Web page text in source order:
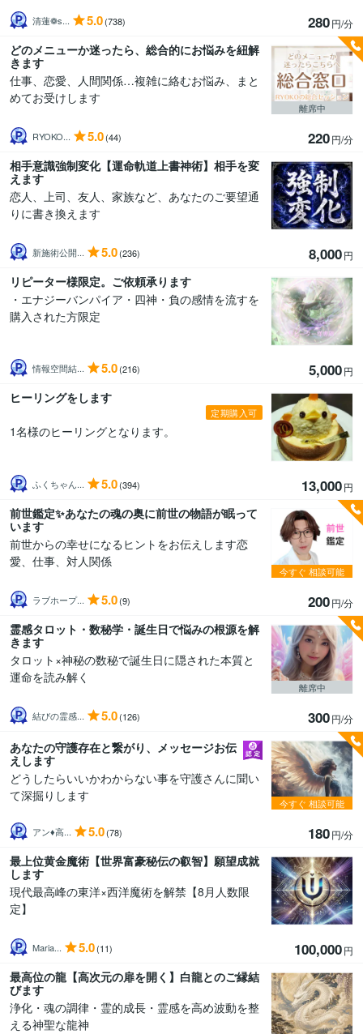
清蓮❁ s... 5.0(738) 280円/分
どのメニューか迷ったら、総合的にお悩みを紐解
きます
仕事、恋愛、人間関係…複雑に絡むお悩み、まと
めてお受けします
RYOKO... 5.0(44) 220円/分
離席中
相手意識強制変化【運命軌道上書神術】相手を変
えます
恋人、上司、友人、家族など、あなたのご要望通
りに書き換えます
新施術公開... 5.0(236) 8,000円
リピーター様限定。ご依頼承ります
・エナジーバンパイア・四神・負の感情を流すを
購入された方限定
情報空間結... 5.0(216) 5,000円
ヒーリングをします
定期購入可
1名様のヒーリングとなります。
ふくちゃん... 5.0(394) 13,000円
前世鑑定✨あなたの魂の奥に前世の物語が眠って
います
前世からの幸せになるヒントをお伝えします恋
愛、仕事、対人関係
ラブホープ... 5.0(9) 200円/分
今すぐ 相談可能
霊感タロット・数秘学・誕生日で悩みの根源を解
きます
タロット×神秘の数秘で誕生日に隠された本質と
運命を読み解く
結びの霊感... 5.0(126) 300円/分
離席中
あなたの守護存在と繋がり、メッセージお伝
えします
どうしたらいいかわからない事を守護さんに聞い
て深掘りします
アン♦︎高... 5.0(78) 180円/分
今すぐ 相談可能
最上位黄金魔術【世界富豪秘伝の叡智】願望成就
します
現代最高峰の東洋×西洋魔術を解禁【8月人数限
定】
Maria... 5.0(11) 100,000円
最高位の龍【高次元の扉を開く】白龍とのご縁結
びます
浄化・魂の調律・霊的成長・霊感を高め波動を整
える神聖な龍神